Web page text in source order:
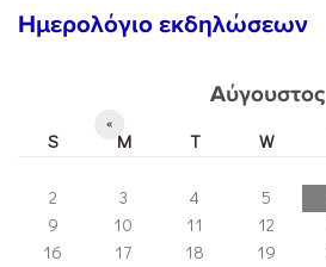
Ημερολόγιο εκδηλώσεων
Αύγουστος
«
S M T W
2
3 4 5
9
10 11 12
16
17 18 19